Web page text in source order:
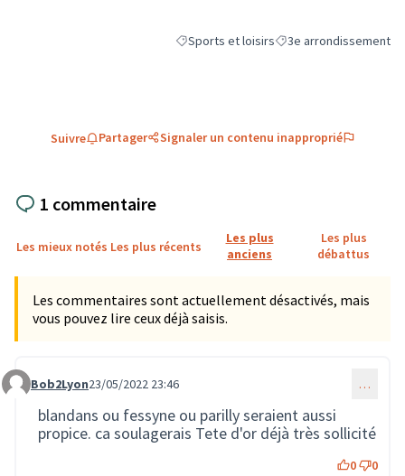
Filtrer les résultats de la catégorie :
Sports et loisirsFiltrer les résultats
3e arrondissement
Suivre Partager Signaler un contenu inapproprié
1 commentaire
Les mieux notés Les plus récents
Les plus
anciens
Les plus
débattus
Les commentaires sont actuellement désactivés, mais
vous pouvez lire ceux déjà saisis.
Commentaire 1043
Bob2Lyon23/05/2022 23:46 …
blandans ou fessyne ou parilly seraient aussi
propice. ca soulagerais Tete d'or déjà très sollicité
0 0